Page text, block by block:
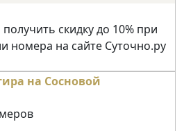
скидку до 10% при
номера на сайте Суточно.ру